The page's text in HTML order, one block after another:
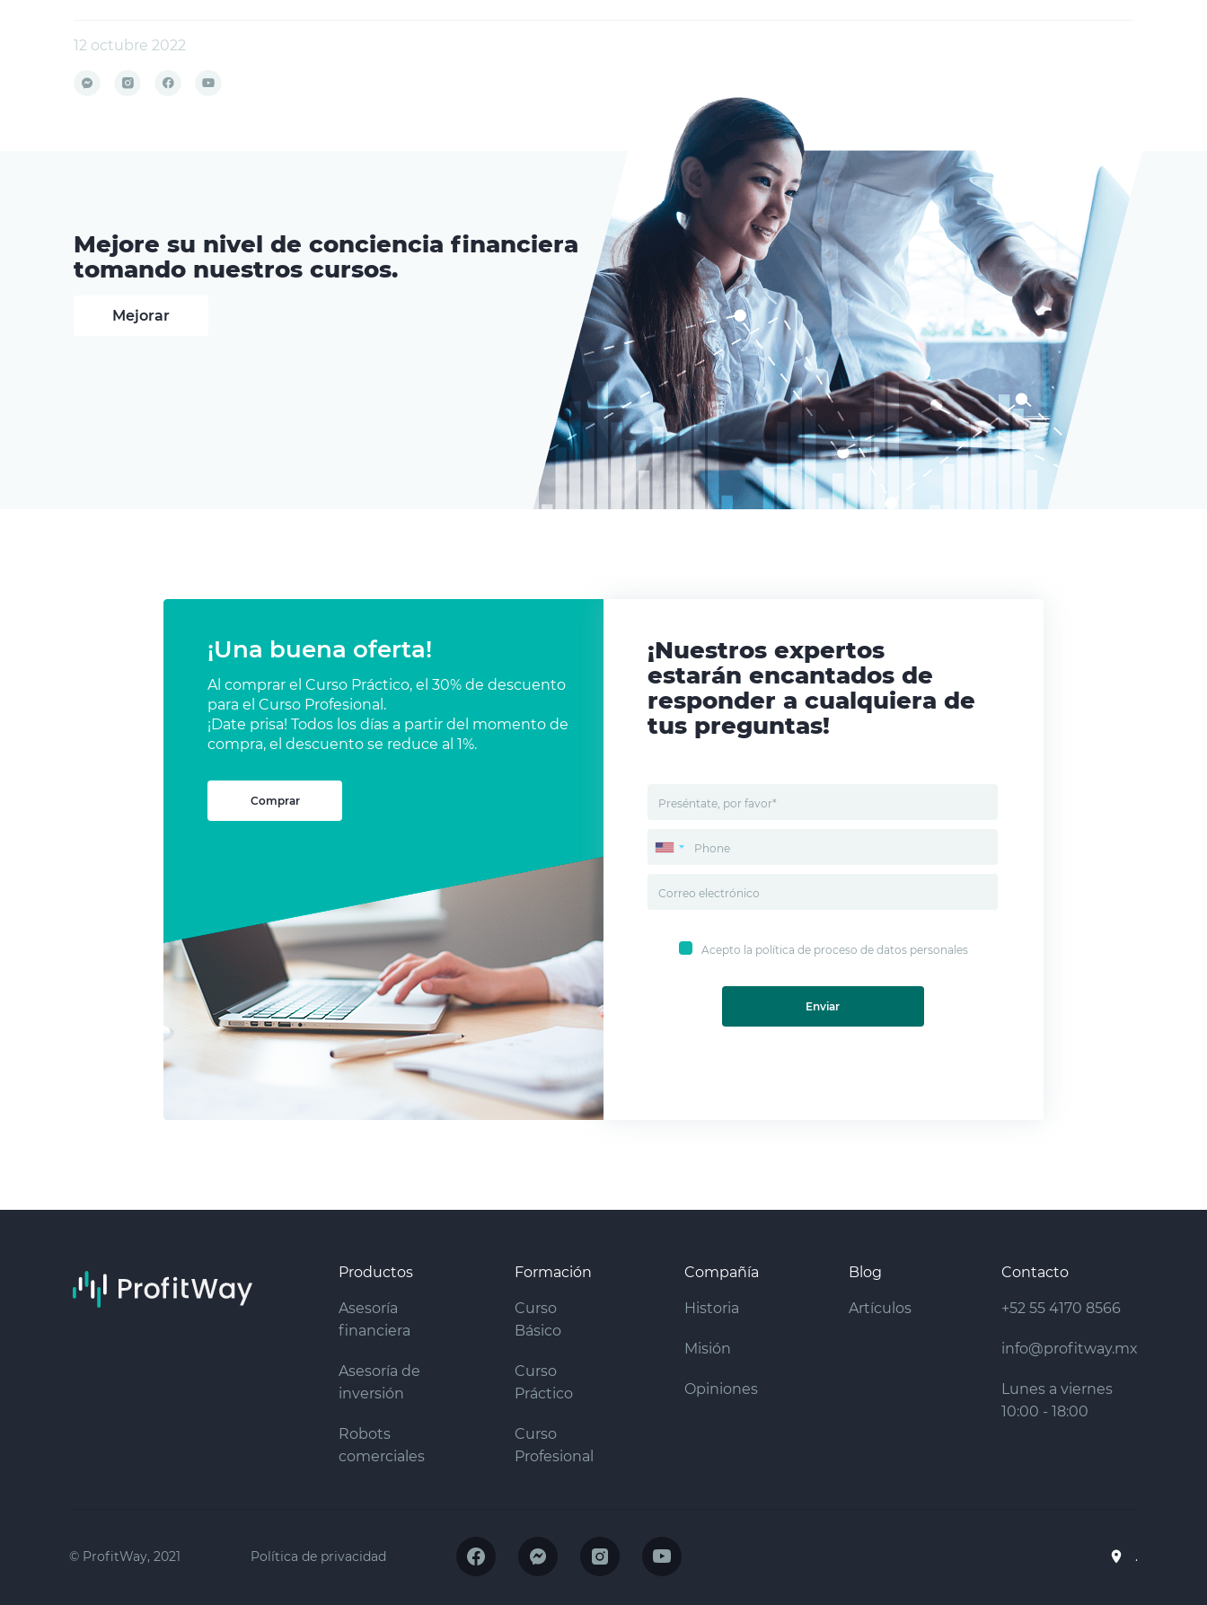
12 octubre 2022
Mejore su nivel de conciencia financiera
tomando nuestros cursos.
Mejorar
¡Una buena oferta!
Al comprar el Curso Práctico, el 30% de descuento
para el Curso Profesional.
¡Date prisa! Todos los días a partir del momento de
compra, el descuento se reduce al 1%.
Comprar
¡Nuestros expertos
estarán encantados de
responder a cualquiera de
tus preguntas!
Acepto la política de proceso de datos personales
Enviar
Productos
Asesoría
financiera
Asesoría de
inversión
Robots
comerciales
Formación
Curso
Básico
Curso
Práctico
Curso
Profesional
Compañía
Historia
Misión
Opiniones
Blog
Artículos
Contacto
+52 55 4170 8566
info@profitway.mx
Lunes a viernes
10:00 - 18:00
.
Política de privacidad
© ProfitWay, 2021